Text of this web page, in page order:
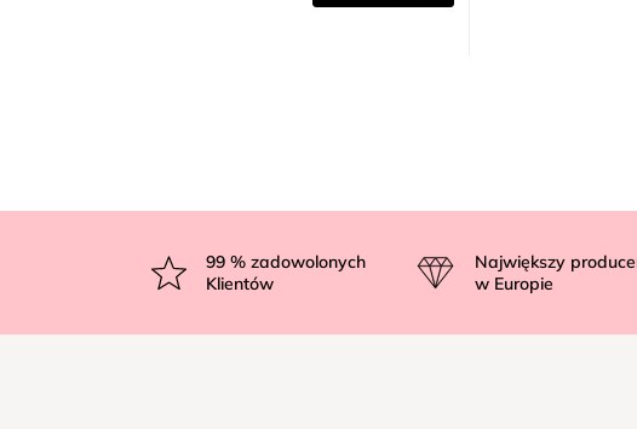
p
99% zadowolonych
Klientów
Największy
w Europie